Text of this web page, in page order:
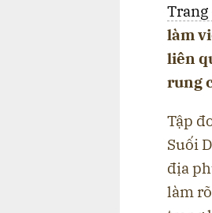
Trang
làm
liên
rung
Tập
Suối
địa
làm